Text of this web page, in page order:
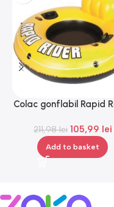
Colac gonflabil Rapid
211,98lei 105,99 lei
Add to basket